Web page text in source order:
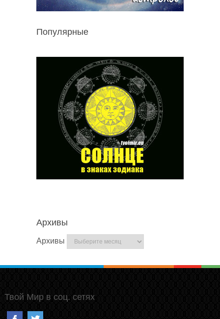
Популярные
Архивы
Архивы
Твой Мир в соц. сетях